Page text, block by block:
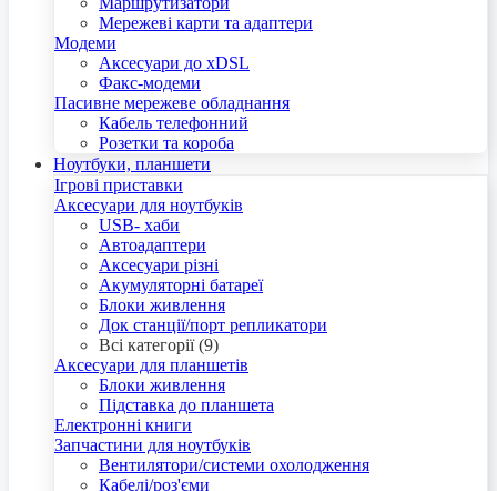
Мережеві карти та адаптери
Модеми
Аксесуари до xDSL
Факс-модеми
Пасивне мережеве обладнання
Кабель телефонний
Розетки та короба
Ноутбуки, планшети
Ігрові приставки
Аксесуари для ноутбуків
USB- хаби
Автоадаптери
Аксесуари різні
Акумуляторні батареї
Блоки живлення
Док станції/порт репликатори
Всі категорії (9)
Аксесуари для планшетів
Блоки живлення
Підставка до планшета
Електронні книги
Запчастини для ноутбуків
Вентилятори/системи охолодження
Кабелі/роз'єми